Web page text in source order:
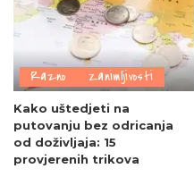
Razno Zanimljivosti
Kako uštedjeti na
putovanju bez odricanja
od doživljaja: 15
provjerenih trikova